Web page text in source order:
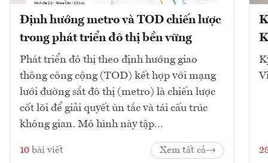
Định hướng metro và TOD chiến lược
trong phát triển đô thị bền vững
Phát triển đô thị theo định hướng giao
thông công cộng (TOD) kết hợp với mạng
lưới đường sắt đô thị (metro) là chiến lược
cốt lõi để giải quyết ùn tắc và tái cấu trúc
không gian. Mô hình này tập...
10 bài viết Xem tất cả